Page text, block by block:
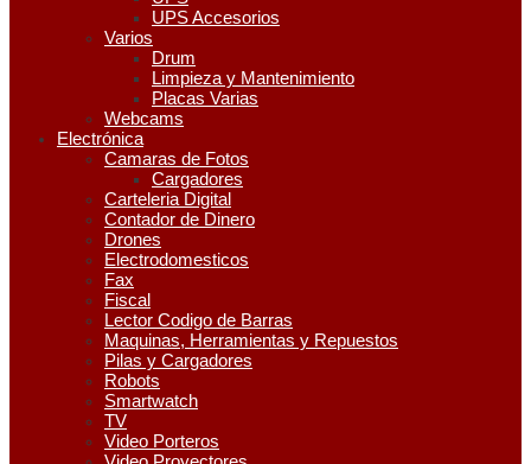
UPS Accesorios
Varios
Drum
Limpieza y Mantenimiento
Placas Varias
Webcams
Electrónica
Camaras de Fotos
Cargadores
Carteleria Digital
Contador de Dinero
Drones
Electrodomesticos
Fax
Fiscal
Lector Codigo de Barras
Maquinas, Herramientas y Repuestos
Pilas y Cargadores
Robots
Smartwatch
TV
Video Porteros